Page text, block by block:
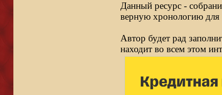
Данный ресурс -
верную хронологию для
Автор будет рад
находит во всем этом